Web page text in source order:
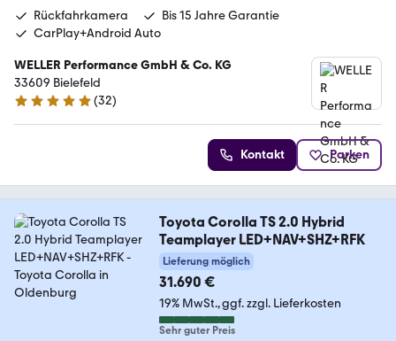
Rückfahrkamera
Bis 15 Jahre Garantie
CarPlay+Android Auto
WELLER Performance GmbH & Co. KG
33609 Bielefeld
5 Sterne
(32)
Kontakt Parken
Toyota Corolla TS 2.0 Hybrid
Teamplayer LED+NAV+SHZ+RFK
Lieferung möglich
31.690 €
19% MwSt. ggf. zzgl. Lieferkosten
Sehr guter Preis